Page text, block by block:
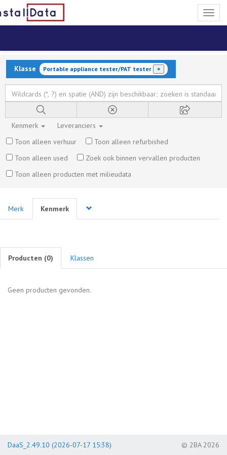
Klasse Portable appliance tester/PAT tester ×
Kenmerk
Leveranciers
Toon alleen verhuur
Toon alleen refurbished
Toon alleen used
Zoek ook binnen vervallen producten
Toon alleen producten met milieudata
Merk Kenmerk
Producten (0) Klassen
Geen producten gevonden.
DaaS_2.49.10 (2026-07-17 15:38) © 2BA 2026